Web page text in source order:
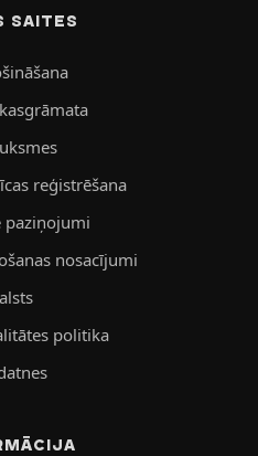
SAITES
reģistrēšana
paziņojumi
nosacījumi
politika